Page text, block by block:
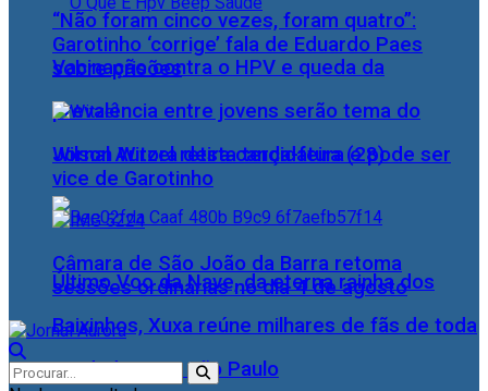
Vacinação contra o HPV e queda da
prevalência entre jovens serão tema do
Jornal Aurora desta terça-feira (28)
Último Voo da Nave, da eterna rainha dos
Baixinhos, Xuxa reúne milhares de fãs de toda
as idades, em São Paulo
“Não foram cinco vezes, foram quatro”:
Garotinho ‘corrige’ fala de Eduardo Paes
sobre prisões
Wilson Witzel retira candidatura e pode ser
vice de Garotinho
Câmara de São João da Barra retoma
sessões ordinárias no dia 4 de agosto